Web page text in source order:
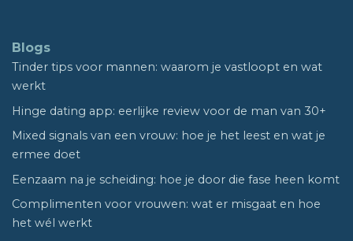
Blogs
Tinder tips voor mannen: waarom je vastloopt en wat
werkt
Hinge dating app: eerlijke review voor de man van 30+
Mixed signals van een vrouw: hoe je het leest en wat je
ermee doet
Eenzaam na je scheiding: hoe je door die fase heen komt
Complimenten voor vrouwen: wat er misgaat en hoe
het wél werkt